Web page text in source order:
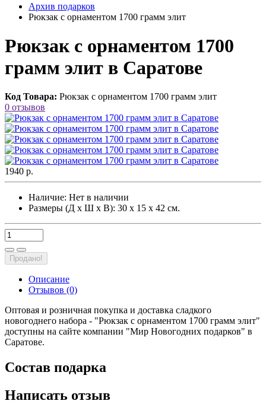
Архив подарков
Рюкзак c орнаментом 1700 грамм элит
Рюкзак c орнаментом 1700
грамм элит в Саратове
Код Товара: Рюкзак c орнаментом 1700 грамм элит
0 отзывов
1940 р.
Наличие: Нет в наличии
Размеры (Д х Ш х В): 30 х 15 х 42 см.
Продано!
Описание
Отзывов (0)
Оптовая и розничная покупка и доставка сладкого
новогоднего набора - "Рюкзак c орнаментом 1700 грамм элит"
доступны на сайте компании "Мир Новогодних подарков" в
Саратове.
Состав подарка
Написать отзыв